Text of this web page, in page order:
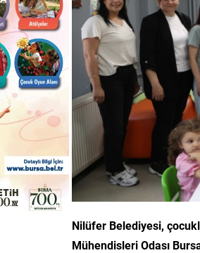
Nilüfer Belediyesi,
Mühendisleri Odası